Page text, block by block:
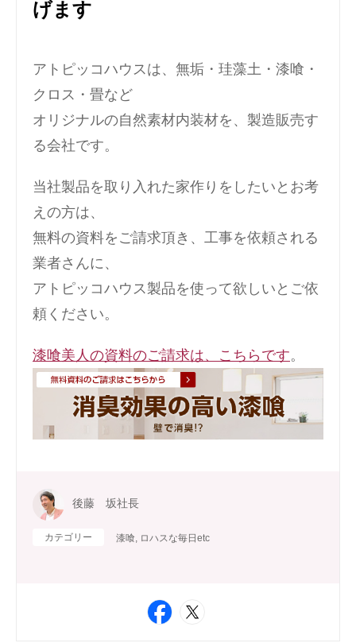
げます
アトピッコハウスは、無垢・珪藻土・漆喰・
クロス・畳など
オリジナルの自然素材内装材を、製造販売す
る会社です。
当社製品を取り入れた家作りをしたいとお考
えの方は、
無料の資料をご請求頂き、工事を依頼される
業者さんに、
アトピッコハウス製品を使って欲しいとご依
頼ください。
漆喰美人の資料のご請求は、こちらです。
後藤 坂社長
カテゴリー 漆喰 ロハスな毎日etc